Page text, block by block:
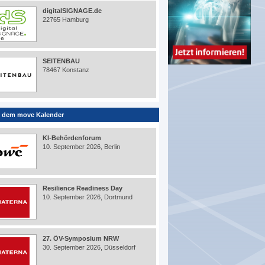
digitalSIGNAGE.de
22765 Hamburg
SEITENBAU
78467 Konstanz
dem move Kalender
KI-Behördenforum
10. September 2026, Berlin
Resilience Readiness Day
10. September 2026, Dortmund
27. ÖV-Symposium NRW
30. September 2026, Düsseldorf